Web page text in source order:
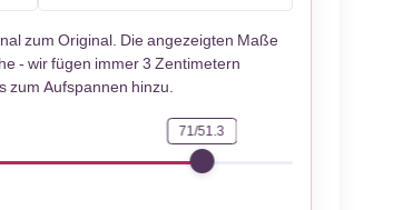
zum Original. Die angezeigten Maße
- wir fügen immer 3 Zentimetern
zum Aufspannen hinzu.
71/51.3